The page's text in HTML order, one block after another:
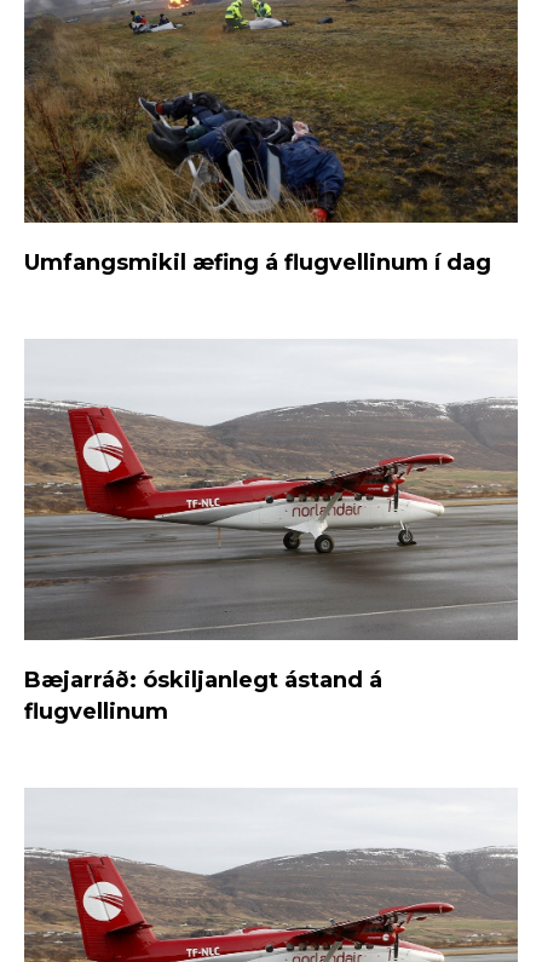
Umfangsmikil æfing á flugvellinum í dag
Bæjarráð: óskiljanlegt ástand á
flugvellinum